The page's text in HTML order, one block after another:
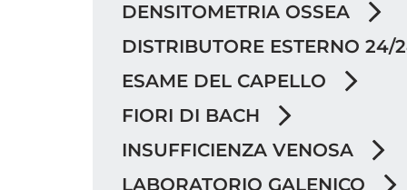
DENSITOMETRIA OSSEA
DISTRIBUTORE ESTERNO 24/
ESAME DEL CAPELLO
FIORI DI BACH
INSUFFICIENZA VENOSA
LABORATORIO GALENICO